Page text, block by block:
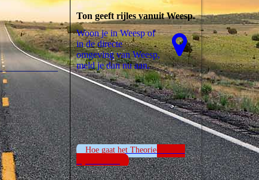
Ton geeft rijles vanuit Weesp.
Woon je in Weesp of
in de directe
omgeving van Weesp,
meld je dan nu aan.
Hoe gaat het Theorie-examen